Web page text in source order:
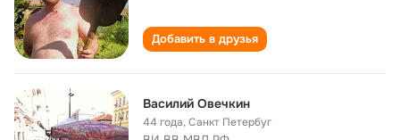
Добавить в друзья
Василий Овечкин
44 года,Санкт Петербуг